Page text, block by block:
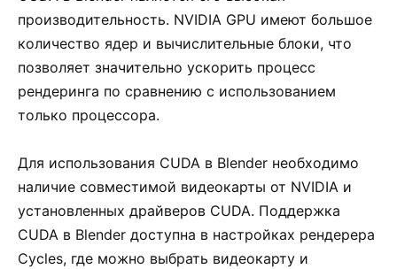
производительность. NVIDIA GPU имеют большое
количество ядер и вычислительные блоки, что
позволяет значительно ускорить процесс
рендеринга по сравнению с использованием
только процессора.
Для использования CUDA в Blender необходимо
наличие совместимой видеокарты от NVIDIA и
установленных драйверов CUDA. Поддержка
CUDA в Blender доступна в настройках рендерера
Cycles, где можно выбрать видеокарту и